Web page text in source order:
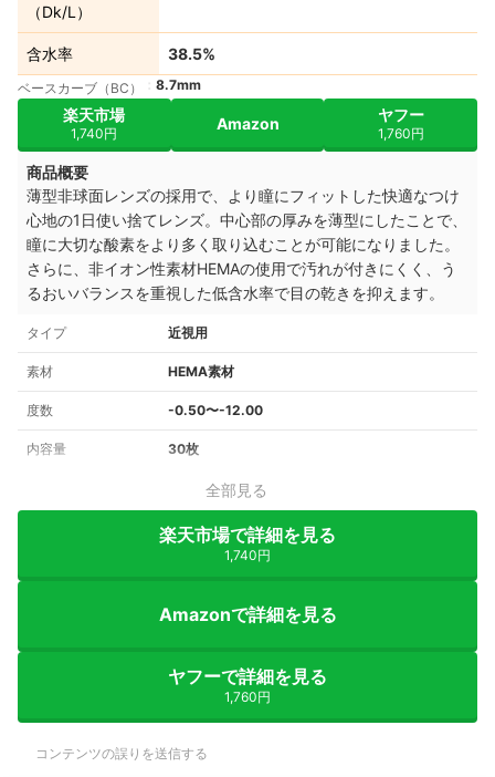
（Dk/L）
含水率 38.5%
ベースカーブ（BC） 8.7mm
楽天市場
1,740円
Amazon ヤフー
1,760円
商品概要
薄型非球面レンズの採用で、より瞳にフィットした快適なつけ
心地の1日使い捨てレンズ。中心部の厚みを薄型にしたことで、
瞳に大切な酸素をより多く取り込むことが可能になりました。
さらに、非イオン性素材HEMAの使用で汚れが付きにくく、う
るおいバランスを重視した低含水率で目の乾きを抑えます。
タイプ 近視用
素材 HEMA素材
度数 -0.50〜-12.00
内容量 30枚
全部見る
楽天市場で詳細を見る
1,740円
Amazonで詳細を見る
ヤフーで詳細を見る
1,760円
コンテンツの誤りを送信する